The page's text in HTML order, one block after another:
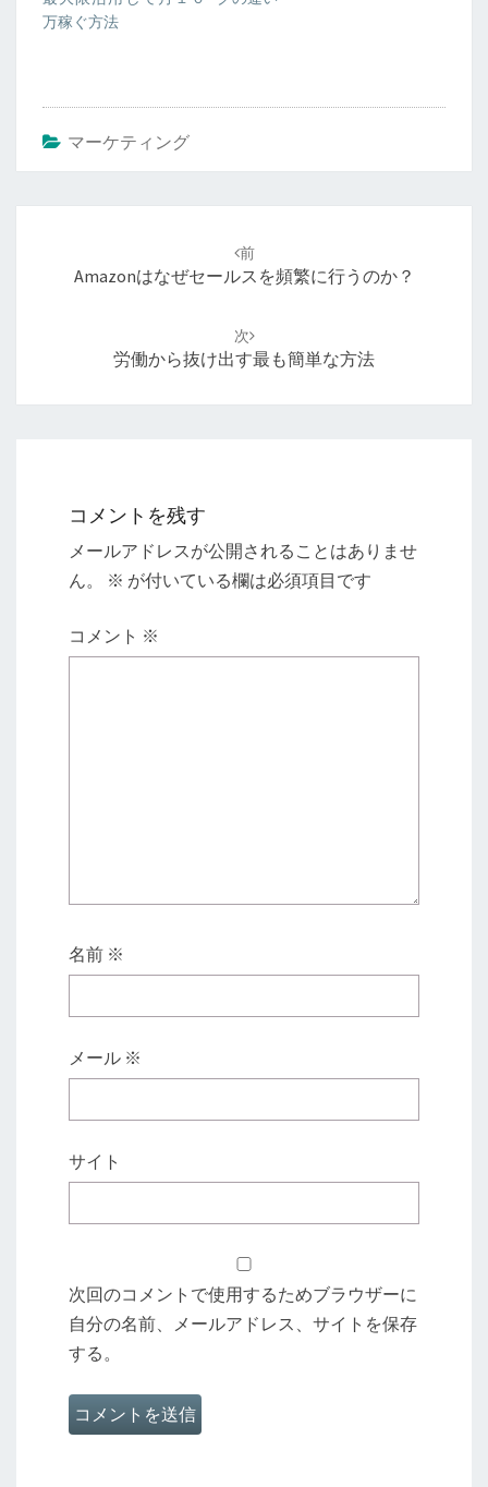
万稼ぐ方法
マーケティング
ョ
前
Amazonはなぜセールスを頻繁に行うのか？
次
労働から抜け出す最も簡単な方法
コメントを残す
メールアドレスが公開されることはありませ
ん。
※ が付いている欄は必須項目です
コメント ※
名前 ※
メール ※
サイト
次回のコメントで使用するためブラウザーに
自分の名前、メールアドレス、サイトを保存
する。